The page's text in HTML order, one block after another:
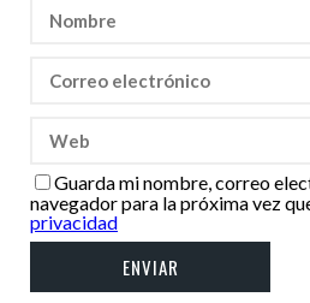
Guarda mi nombre, correo
navegador para la próxima vez
privacidad